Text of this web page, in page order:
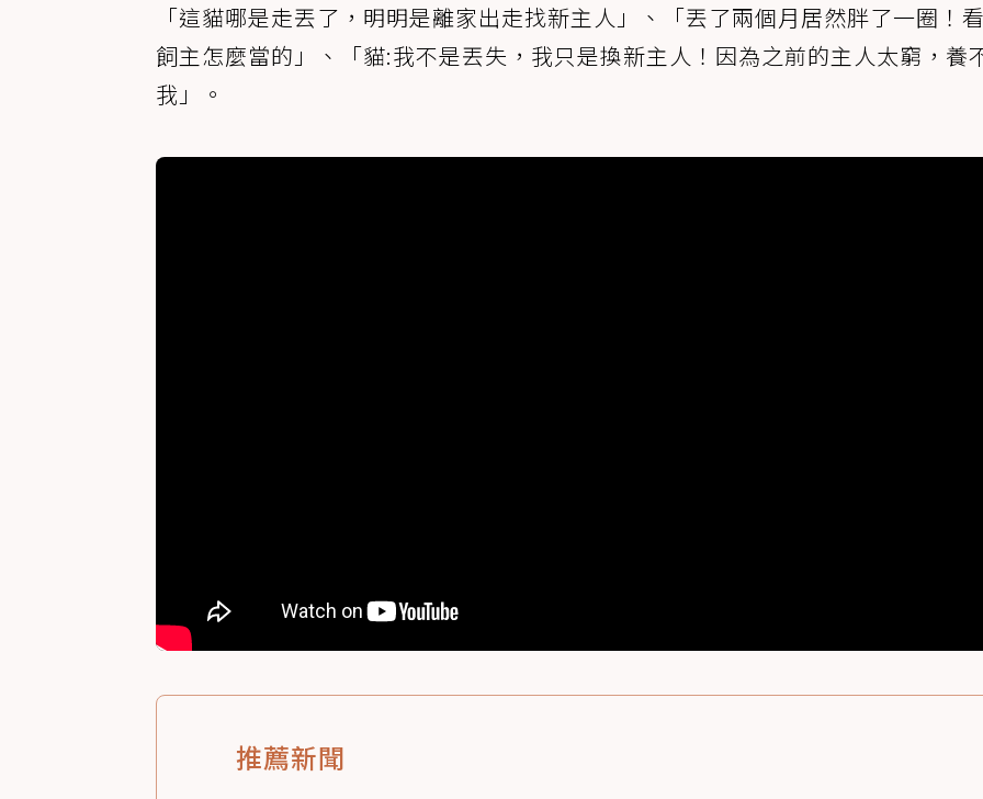
「這貓哪是走丟了，明明是離家出走找新主人」、「丟了兩個月居然胖了一圈！
飼主怎麼當的」、「貓:我不是丟失，我只是換新主人！因為之前的主人太窮，養
我」。
推薦新聞